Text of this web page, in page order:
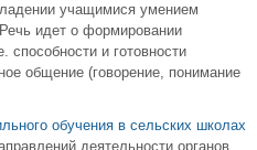
учащимися умением
идет о формировании
способности и готовности
общение (говорение, понимание
обучения в сельских школах
деятельности органов